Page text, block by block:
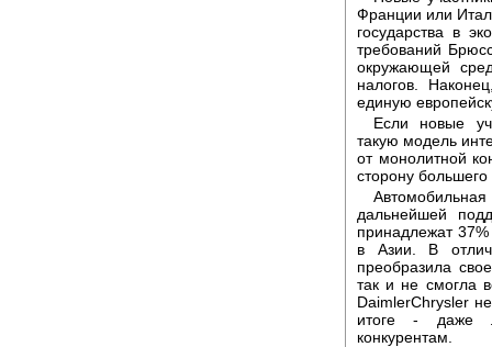
Франции или
государства в
требований
окружающей
налогов.
единую
Если новые
такую модель
от монолитной
сторону
Автомобильная
дальнейшей
принадлежат
в Азии. В
преобразила
так и не смогла
DaimlerChrysler
итоге - даже
конкурентам.